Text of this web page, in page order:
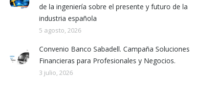
de la ingeniería sobre el presente y futuro de la
industria española
5 agosto, 2026
Convenio Banco Sabadell. Campaña Soluciones
Financieras para Profesionales y Negocios.
3 julio, 2026